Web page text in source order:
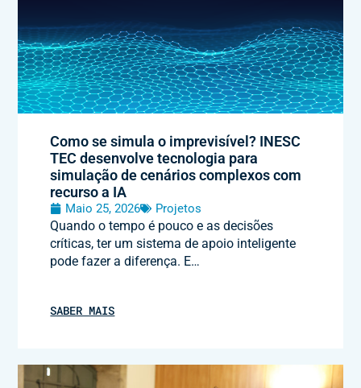
Como se simula o imprevisível? INESC
TEC desenvolve tecnologia para
simulação de cenários complexos com
recurso a IA
Maio 25, 2026 Projetos
Quando o tempo é pouco e as decisões
críticas, ter um sistema de apoio inteligente
pode fazer a diferença. E…
SABER MAIS